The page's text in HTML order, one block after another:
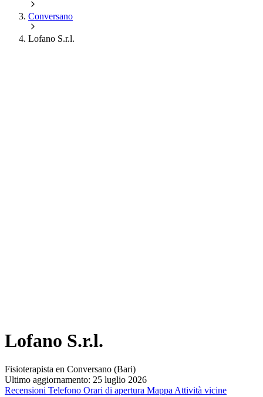
Conversano
Lofano S.r.l.
Lofano S.r.l.
Fisioterapista en Conversano (Bari)
Ultimo aggiornamento: 25 luglio 2026
Recensioni Telefono Orari di apertura Mappa Attività vicine